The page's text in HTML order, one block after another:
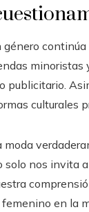
género
publicitario.
culturales
moda
solo nos invita
en la